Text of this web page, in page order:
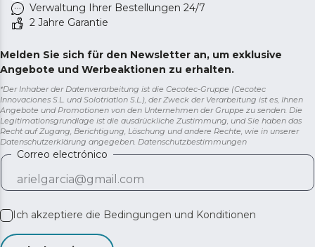
Verwaltung Ihrer Bestellungen 24/7
2 Jahre Garantie
Melden Sie sich für den Newsletter an, um exklusive
Angebote und Werbeaktionen zu erhalten.
*Der Inhaber der Datenverarbeitung ist die Cecotec-Gruppe (Cecotec
Innovaciones S.L. und Solotriatlon S.L.), der Zweck der Verarbeitung ist es, Ihnen
Angebote und Promotionen von den Unternehmen der Gruppe zu senden. Die
Legitimationsgrundlage ist die ausdrückliche Zustimmung, und Sie haben das
Recht auf Zugang, Berichtigung, Löschung und andere Rechte, wie in unserer
Datenschutzerklärung angegeben. Datenschutzbestimmungen
Correo electrónico
Ich akzeptiere die Bedingungen und Konditionen